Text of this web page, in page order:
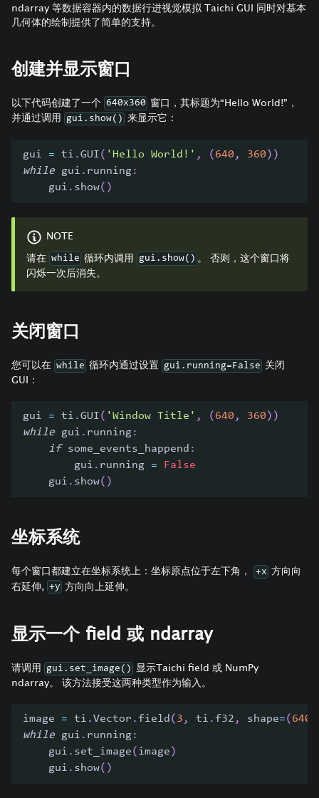
ndarray 等数据容器内的数据行进视觉模拟 Taichi GUI 同时对基本
几何体的绘制提供了简单的支持。
创建并显示窗口
以下代码创建了一个 640x360 窗口，其标题为“Hello World!”，
并通过调用
gui.show() 来显示它：
gui = ti .GUI( 'Hello World!' , ( 640 , 360 ) )
while gui . running:
    gui
. show( )
NOTE
请在 while 循环内调用 gui.show() 。 否则，这个窗口将
闪烁一次后消失。
关闭窗口
您可以在 while 循环内通过设置 gui.running=False 关闭
GUI：
gui = ti .GUI( 'Window Title' , ( 640 , 360 ) )
while gui . running:
if some_events_happend :
        gui
. running =
False
    gui
. show( )
坐标系统
每个窗口都建立在坐标系统上：坐标原点位于左下角， +x 方向向
右延伸, +y 方向向上延伸。
显示一个 field 或 ndarray
请调用 gui.set_image()
显示Taichi field 或 NumPy
ndarray。 该方法接受这两种类型作为输入。
image = ti .Vector .field ( 3 , ti .f32 , shape=( 640
while gui . running:
    gui
. set_image( image )
    gui
. show( )